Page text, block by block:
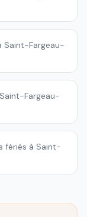
Saint-Fargeau-
Fargeau-
fériés à Saint-